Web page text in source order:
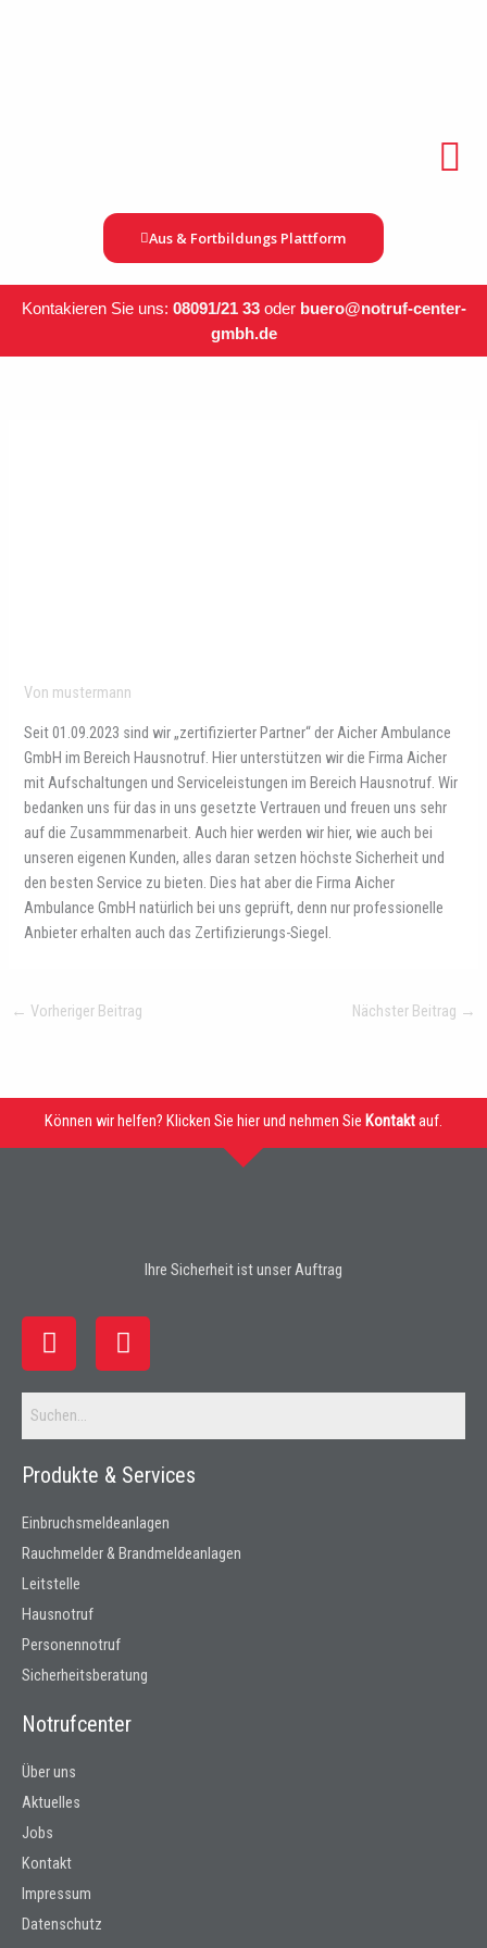
Aus & Fortbildungs Plattform
Kontakieren Sie uns: 08091/21 33 oder buero@notruf-center-
gmbh.de
Von mustermann
Seit 01.09.2023 sind wir „zertifizierter Partner“ der Aicher Ambulance
GmbH im Bereich Hausnotruf. Hier unterstützen wir die Firma Aicher
mit Aufschaltungen und Serviceleistungen im Bereich Hausnotruf. Wir
bedanken uns für das in uns gesetzte Vertrauen und freuen uns sehr
auf die Zusammmenarbeit. Auch hier werden wir hier, wie auch bei
unseren eigenen Kunden, alles daran setzen höchste Sicherheit und
den besten Service zu bieten. Dies hat aber die Firma Aicher
Ambulance GmbH natürlich bei uns geprüft, denn nur professionelle
Anbieter erhalten auch das Zertifizierungs-Siegel.
← Vorheriger Beitrag Nächster Beitrag →
Können wir helfen? Klicken Sie hier und nehmen Sie Kontaktauf.
Ihre Sicherheit ist unser Auftrag
F
a
e
b
o
o
k
I
n
a
g
r
a
m
Produkte & Services
Einbruchsmeldeanlagen
Rauchmelder & Brandmeldeanlagen
Leitstelle
Hausnotruf
Personennotruf
Sicherheitsberatung
Notrufcenter
Über uns
Aktuelles
Jobs
Kontakt
Impressum
Datenschutz